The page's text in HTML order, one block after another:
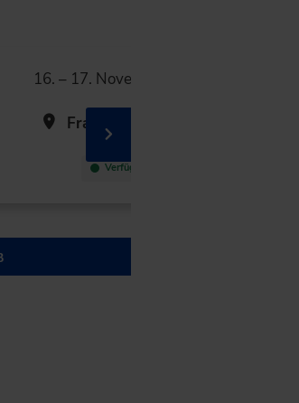
16. – 17. November 2026
Frankfurt am Main
Verfügbar